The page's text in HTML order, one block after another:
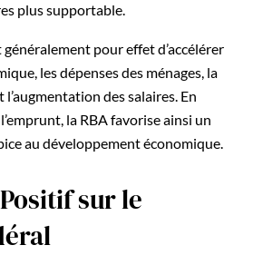
plus supportable.
pour effet d’accélérer
les dépenses des ménages, la
l’augmentation des salaires. En
la RBA favorise ainsi un
au développement économique.
sur le